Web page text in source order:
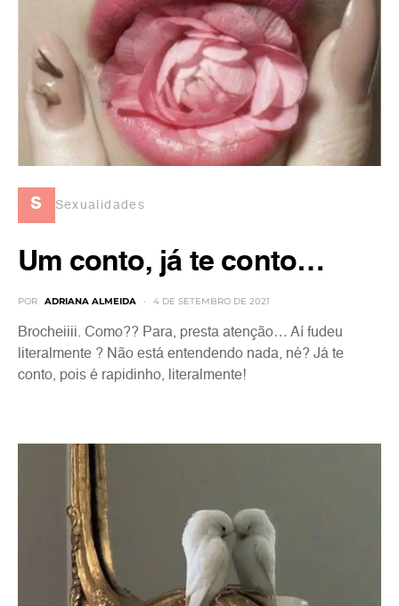
s Sexualidades
Um conto, já te conto…
POR ADRIANA ALMEIDA 4 DE SETEMBRO DE 2021
Brocheiiii. Como?? Para, presta atenção… Aí fudeu
literalmente ? Não está entendendo nada, né? Já te
conto, pois é rapidinho, literalmente!